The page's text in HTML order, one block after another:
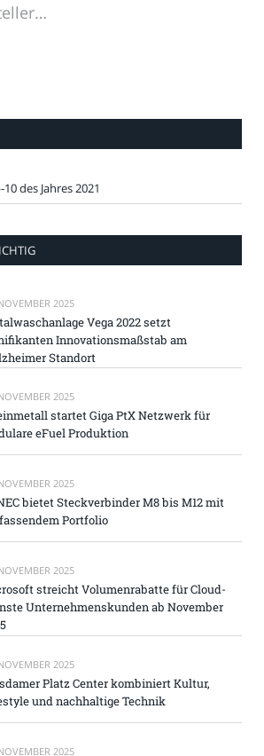
des Jahres 2021
2025
Vega 2022 setzt
Innovationsmaßstab am
Standort
2025
startet Giga PtX Netzwerk für
eFuel Produktion
2025
bietet Steckverbinder M8 bis M12 mit
Portfolio
2025
streicht Volumenrabatte für Cloud-
Unternehmenskunden ab November
2025
Platz Center kombiniert Kultur,
und nachhaltige Technik
2025